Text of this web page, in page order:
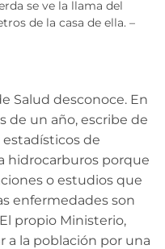
se ve la llama del
de la casa de ella. –
Salud desconoce. En
de un año, escribe de
de
hidrocarburos porque
o estudios que
enfermedades son
propio Ministerio,
a la población por una